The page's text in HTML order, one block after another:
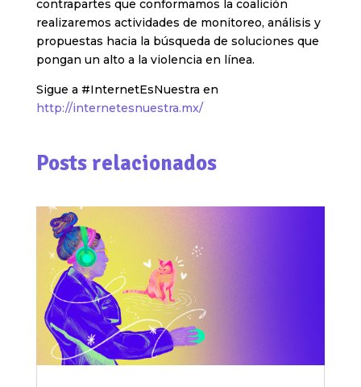
contrapartes que conformamos la coalición
realizaremos actividades de monitoreo, análisis y
propuestas hacia la búsqueda de soluciones que
pongan un alto a la violencia en línea.
Sigue a #InternetEsNuestra en
http://internetesnuestra.mx/
Posts relacionados